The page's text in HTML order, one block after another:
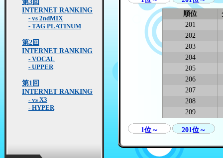
第3回
INTERNET RANKING
- vs 2ndMIX
- TAG PLATINUM
第2回
INTERNET RANKING
- VOCAL
- UPPER
第1回
INTERNET RANKING
- vs X3
- HYPER
順位
201
202
203
204
205
206
207
208
209
1位～ 201位～